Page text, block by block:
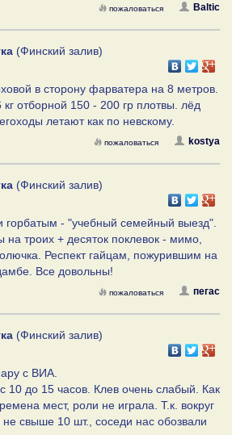
Baltic
пожаловаться
(Финский залив)
в сторону фарватера на 8 метров.
отборной 150 - 200 гр плотвы. лёд
летают как по невскому.
kostya
пожаловаться
(Финский залив)
горбатым - "учебный семейный выезд".
троих + десяток поклевок - мимо,
Респект гайцам, пожурившим на
Все довольны!
пегас
пожаловаться
(Финский залив)
с ВИА.
10 до 15 часов. Клев очень слабый. Как
мест, роли не играла. Т.к. вокруг
не свыше 10 шт., соседи нас обозвали